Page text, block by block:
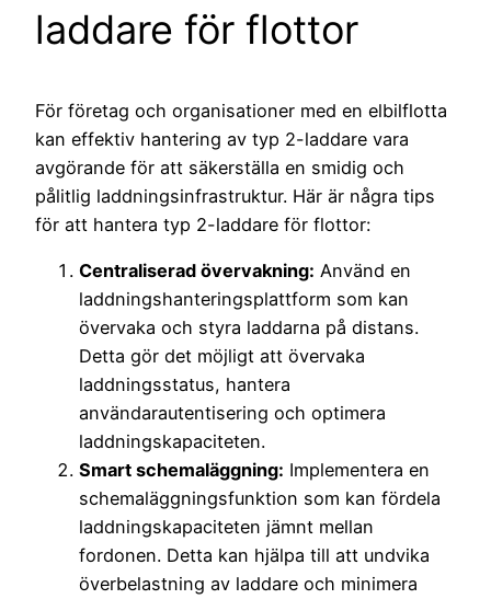
laddare för flottor
För företag och organisationer med en elbilflotta
kan effektiv hantering av typ 2-laddare vara
avgörande för att säkerställa en smidig och
pålitlig laddningsinfrastruktur. Här är några tips
för att hantera typ 2-laddare för flottor:
Centraliserad övervakning: Använd en
laddningshanteringsplattform som kan
övervaka och styra laddarna på distans.
Detta gör det möjligt att övervaka
laddningsstatus, hantera
användarautentisering och optimera
laddningskapaciteten.
Smart schemaläggning: Implementera en
schemaläggningsfunktion som kan fördela
laddningskapaciteten jämnt mellan
fordonen. Detta kan hjälpa till att undvika
överbelastning av laddare och minimera